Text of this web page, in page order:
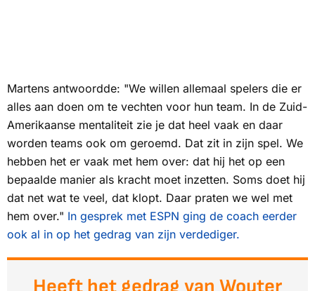
Martens antwoordde: "We willen allemaal spelers die er
alles aan doen om te vechten voor hun team. In de Zuid-
Amerikaanse mentaliteit zie je dat heel vaak en daar
worden teams ook om geroemd. Dat zit in zijn spel. We
hebben het er vaak met hem over: dat hij het op een
bepaalde manier als kracht moet inzetten. Soms doet hij
dat net wat te veel, dat klopt. Daar praten we wel met
hem over." In gesprek met ESPN ging de coach eerder
ook al in op het gedrag van zijn verdediger.